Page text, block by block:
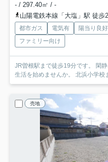
- / 297.40㎡ / -
山陽電鉄本線「大塩」駅 徒歩
都市ガス 電気有 陽当り良好
ファミリー向け
JR曽根駅まで徒歩19分です。 閑
生活を始めませんか。 北浜小学校
売地